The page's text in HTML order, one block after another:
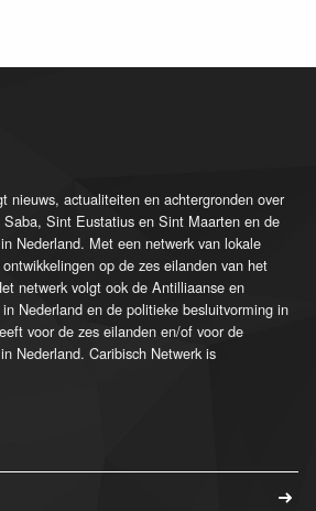
nieuws, actualiteiten en achtergronden over
Sint Eustatius en Sint Maarten en de
Nederland. Met een netwerk van lokale
op de zes eilanden van het
netwerk volgt ook de Antilliaanse en
Nederland en de politieke besluitvorming in
voor de zes eilanden en/of voor de
Nederland. Caribisch Netwerk is